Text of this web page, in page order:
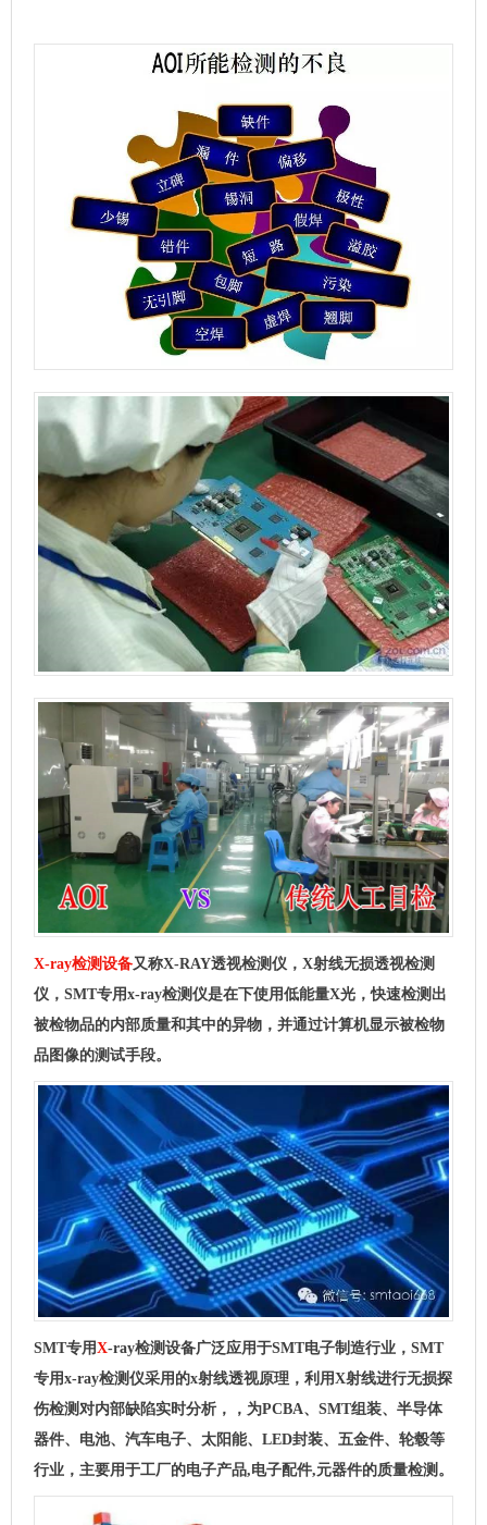
X-ray检测设备又称X-RAY透视检测仪，X射线无损透视检测
仪，SMT专用x-ray检测仪是在下使用低能量X光，快速检测出
被检物品的内部质量和其中的异物，并通过计算机显示被检物
品图像的测试手段。
SMT专用X-ray检测设备广泛应用于SMT电子制造行业，SMT
专用x-ray检测仪采用的x射线透视原理，利用X射线进行无损探
伤检测对内部缺陷实时分析，，为PCBA、SMT组装、半导体
器件、电池、汽车电子、太阳能、LED封装、五金件、轮毂等
行业，主要用于工厂的电子产品,电子配件,元器件的质量检测。